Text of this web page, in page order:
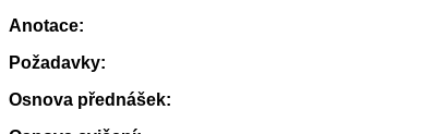
Anotace:
Požadavky:
Osnova přednášek: